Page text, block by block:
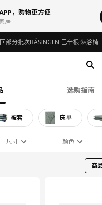
，购物更方便
居
部分批次BÄSINGEN 巴辛根 淋浴椅
选购指南
被套 床单
尺寸 颜色
商